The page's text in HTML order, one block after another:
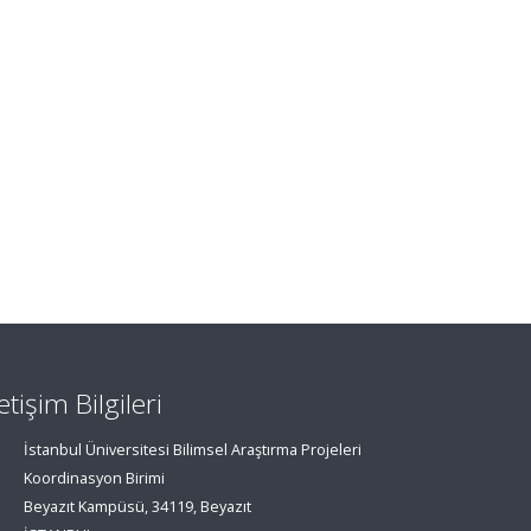
Bilgileri
İstanbul Üniversitesi Bilimsel Araştırma Projeleri
Koordinasyon Birimi
Beyazıt Kampüsü, 34119, Beyazıt